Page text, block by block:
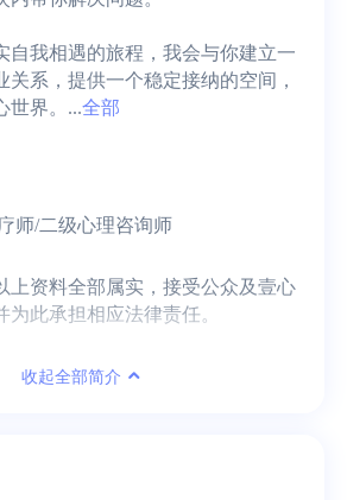
自我相遇的旅程，我会与你建立一
关系，提供一个稳定接纳的空间，
世界。...全部
师/二级心理咨询师
上资料全部属实，接受公众及壹心
此承担相应法律责任。
收起全部简介